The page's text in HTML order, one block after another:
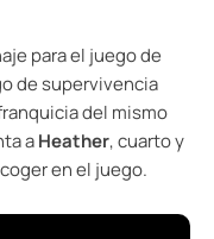
para el juego de
de supervivencia
del mismo
aHeather, cuarto y
en el juego.